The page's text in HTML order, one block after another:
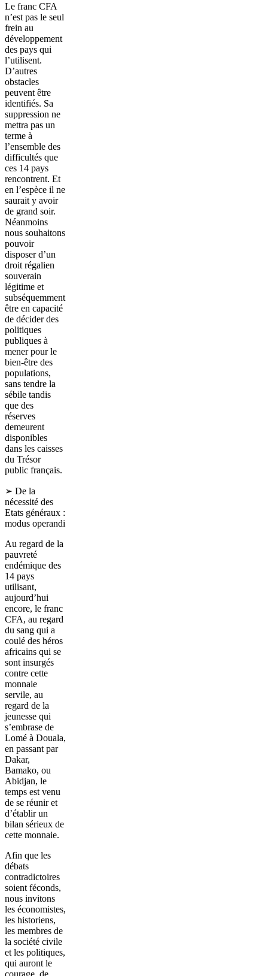
Le franc CFA
n’est pas le seul
frein au
développement
des pays qui
l’utilisent.
D’autres
obstacles
peuvent être
identifiés. Sa
suppression ne
mettra pas un
terme à
l’ensemble des
difficultés que
ces 14 pays
rencontrent. Et
en l’espèce il ne
saurait y avoir
de grand soir.
Néanmoins
nous souhaitons
pouvoir
disposer d’un
droit régalien
souverain
légitime et
subséquemment
être en capacité
de décider des
politiques
publiques à
mener pour le
bien-être des
populations,
sans tendre la
sébile tandis
que des
réserves
demeurent
disponibles
dans les caisses
du Trésor
public français.
➢ De la
nécessité des
Etats généraux :
modus operandi
Au regard de la
pauvreté
endémique des
14 pays
utilisant,
aujourd’hui
encore, le franc
CFA, au regard
du sang qui a
coulé des héros
africains qui se
sont insurgés
contre cette
monnaie
servile, au
regard de la
jeunesse qui
s’embrase de
Lomé à Douala,
en passant par
Dakar,
Bamako, ou
Abidjan, le
temps est venu
de se réunir et
d’établir un
bilan sérieux de
cette monnaie.
Afin que les
débats
contradictoires
soient féconds,
nous invitons
les économistes,
les historiens,
les membres de
la société civile
et les politiques,
qui auront le
courage, de